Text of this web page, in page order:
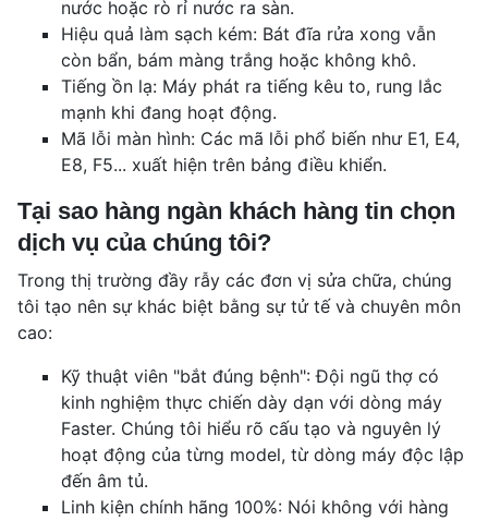
nước hoặc rò rỉ nước ra sàn.
Hiệu quả làm sạch kém: Bát đĩa rửa xong vẫn
còn bẩn, bám màng trắng hoặc không khô.
Tiếng ồn lạ: Máy phát ra tiếng kêu to, rung lắc
mạnh khi đang hoạt động.
Mã lỗi màn hình: Các mã lỗi phổ biến như E1, E4,
E8, F5... xuất hiện trên bảng điều khiển.
Tại sao hàng ngàn khách hàng tin chọn
dịch vụ của chúng tôi?
Trong thị trường đầy rẫy các đơn vị sửa chữa, chúng
tôi tạo nên sự khác biệt bằng sự tử tế và chuyên môn
cao:
Kỹ thuật viên "bắt đúng bệnh": Đội ngũ thợ có
kinh nghiệm thực chiến dày dạn với dòng máy
Faster. Chúng tôi hiểu rõ cấu tạo và nguyên lý
hoạt động của từng model, từ dòng máy độc lập
đến âm tủ.
Linh kiện chính hãng 100%: Nói không với hàng